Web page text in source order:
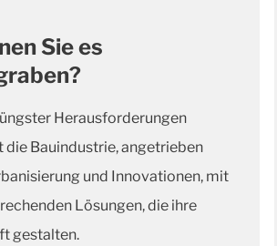
Sie es
Herausforderungen
die Bauindustrie, angetrieben
und Innovationen, mit
Lösungen, die ihre
gestalten.